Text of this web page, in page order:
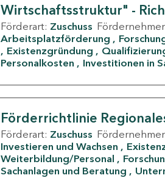
Wirtschaftsstruktur" -
Förderart: Zuschuss
Arbeitsplatzförderung
Existenzgründung
Personalkosten
Investitionen in
Förderrichtlinie
Förderart: Zuschuss
Investieren und Wachsen
Weiterbildung/Personal
Sachanlagen und Beratung